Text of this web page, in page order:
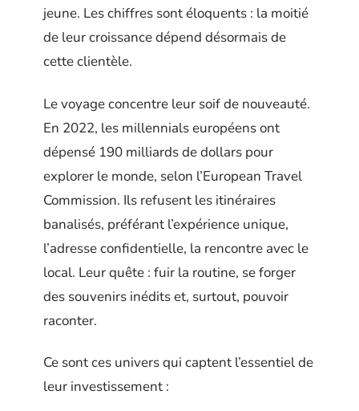
jeune. Les chiffres sont éloquents : la moitié
de leur croissance dépend désormais de
cette clientèle.
Le voyage concentre leur soif de nouveauté.
En 2022, les millennials européens ont
dépensé 190 milliards de dollars pour
explorer le monde, selon l’European Travel
Commission. Ils refusent les itinéraires
banalisés, préférant l’expérience unique,
l’adresse confidentielle, la rencontre avec le
local. Leur quête : fuir la routine, se forger
des souvenirs inédits et, surtout, pouvoir
raconter.
Ce sont ces univers qui captent l’essentiel de
leur investissement :